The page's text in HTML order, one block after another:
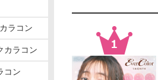
ラコン
カラコン
コン